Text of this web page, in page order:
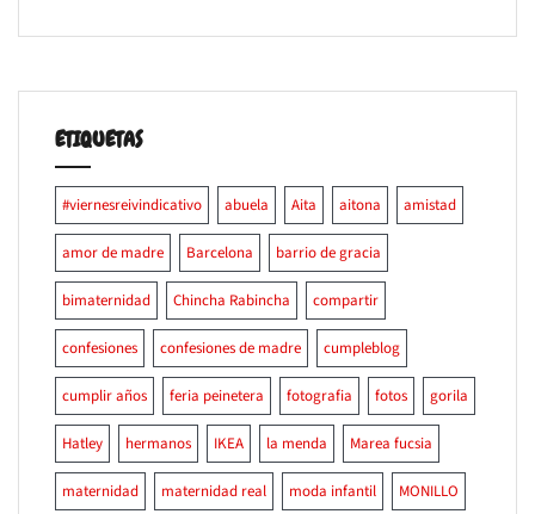
ETIQUETAS
#viernesreivindicativo abuela Aita aitona amistad
amor de madre Barcelona barrio de gracia
bimaternidad Chincha Rabincha compartir
confesiones confesiones de madre cumpleblog
cumplir años feria peinetera fotografia fotos gorila
Hatley hermanos IKEA la menda Marea fucsia
maternidad maternidad real moda infantil MONILLO